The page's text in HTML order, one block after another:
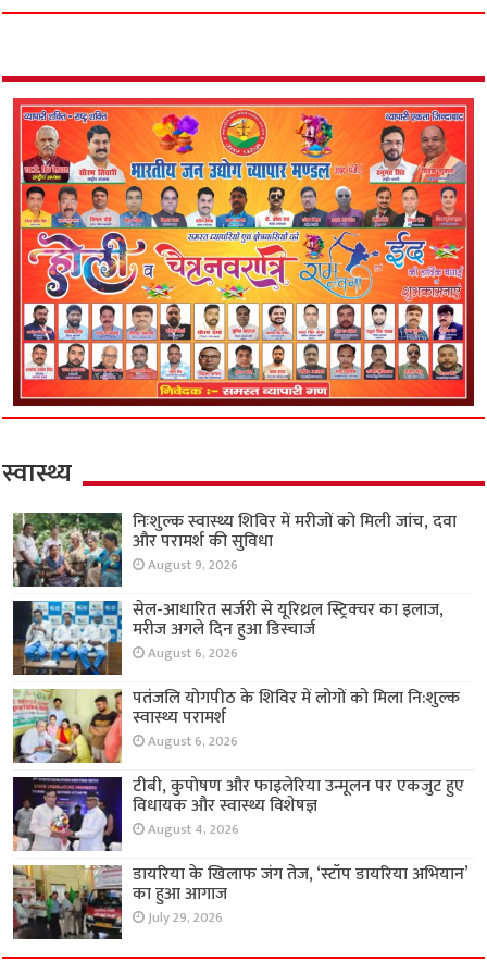
स्वास्थ्य
निःशुल्क स्वास्थ्य शिविर में मरीजों को मिली जांच, दवा
और परामर्श की सुविधा
August 9, 2026
सेल-आधारित सर्जरी से यूरिथ्रल स्ट्रिक्चर का इलाज,
मरीज अगले दिन हुआ डिस्चार्ज
August 6, 2026
पतंजलि योगपीठ के शिविर में लोगों को मिला नि:शुल्क
स्वास्थ्य परामर्श
August 6, 2026
टीबी, कुपोषण और फाइलेरिया उन्मूलन पर एकजुट हुए
विधायक और स्वास्थ्य विशेषज्ञ
August 4, 2026
डायरिया के खिलाफ जंग तेज, ‘स्टॉप डायरिया अभियान’
का हुआ आगाज
July 29, 2026